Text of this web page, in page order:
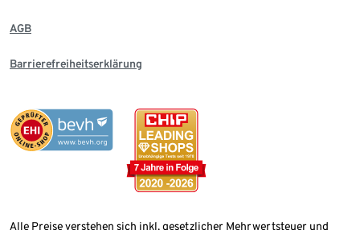
AGB
Barrierefreiheitserklärung
Alle Preise verstehen sich inkl. gesetzlicher Mehrwertsteuer und